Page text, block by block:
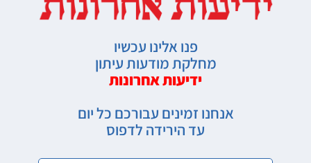
פנו אלינו עכשיו
מחלקת מודעות עיתון
ידיעות אחרונות
אנחנו זמינים עבורכם כל יום
עד הירידה לדפוס